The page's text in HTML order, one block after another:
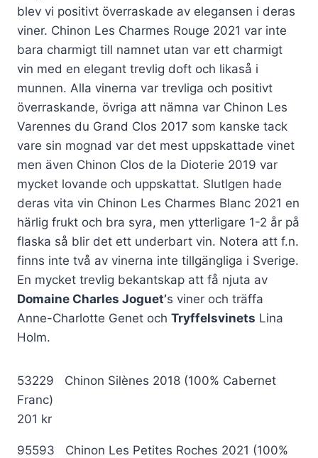
blev vi positivt överraskade av elegansen i deras
viner. Chinon Les Charmes Rouge 2021 var inte
bara charmigt till namnet utan var ett charmigt
vin med en elegant trevlig doft och likaså i
munnen. Alla vinerna var trevliga och positivt
överraskande, övriga att nämna var Chinon Les
Varennes du Grand Clos 2017 som kanske tack
vare sin mognad var det mest uppskattade vinet
men även Chinon Clos de la Dioterie 2019 var
mycket lovande och uppskattat. Slutlgen hade
deras vita vin Chinon Les Charmes Blanc 2021 en
härlig frukt och bra syra, men ytterligare 1-2 år på
flaska så blir det ett underbart vin. Notera att f.n.
finns inte två av vinerna inte tillgängliga i Sverige.
En mycket trevlig bekantskap att få njuta av
Domaine Charles Joguet’s viner och träffa
Anne-Charlotte Genet och Tryffelsvinets Lina
Holm.
53229 Chinon Silènes 2018 (100% Cabernet
Franc)
201 kr
95593 Chinon Les Petites Roches 2021 (100%